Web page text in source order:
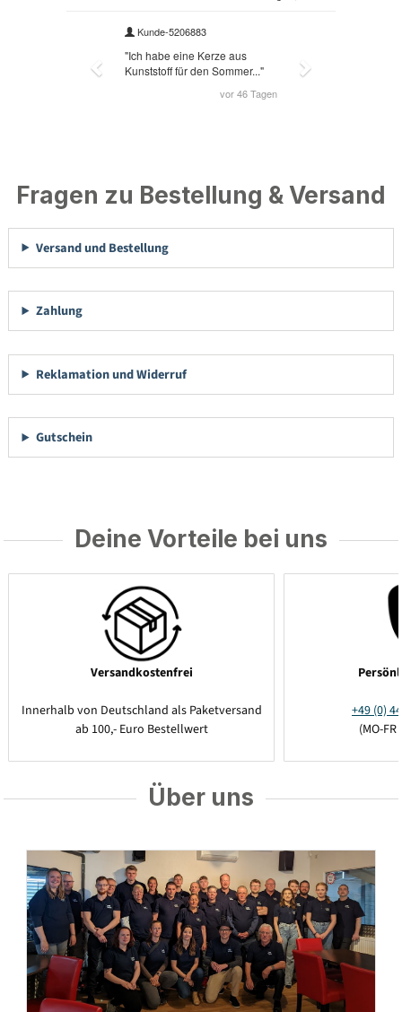
Fragen zu Bestellung & Versand
Versand und Bestellung
Zahlung
Reklamation und Widerruf
Gutschein
Deine Vorteile bei uns
Versandkostenfrei
Innerhalb von Deutschland als Paketversand
ab 100,- Euro Bestellwert
+49 (0)
(MO-
Über uns